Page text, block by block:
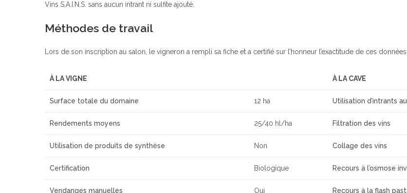
Vins S.A.I.N.S. sans aucun intrant ni sulfite ajouté.
Méthodes de travail
Lors de son inscription au salon, le vigneron a rempli sa fiche et a certifié sur l’honneur l’exactitude de ces
À LA VIGNE À LA CAVE
Surface totale du domaine 12 ha Utilisation d’intrants
Rendements moyens 25/40 hl/ha Filtration des vins
Utilisation de produits de synthèse Non Collage des vins
Certification Biologique Recours à l’osmose
Vendanges manuelles Oui Recours à la flash